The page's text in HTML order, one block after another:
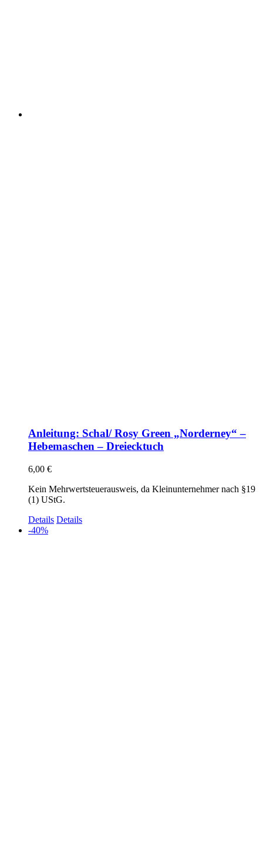
Anleitung: Schal/ Rosy Green „Norderney“ –
Hebemaschen – Dreiecktuch
6,00 €
Kein Mehrwertsteuerausweis, da Kleinunternehmer nach §19
(1) UStG.
Details Details
-40%